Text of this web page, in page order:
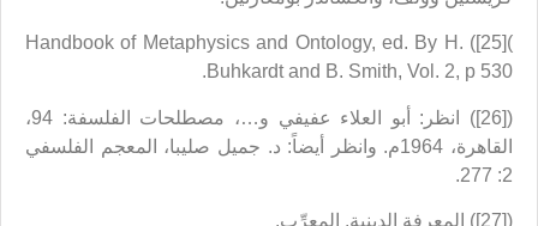
)[25]) Handbook of Metaphysics and Ontology, ed. By H.
Buhkardt and B. Smith, Vol. 2, p 530.
([26]) انظر: أبو العلاء عفيفي و…، مصطلحات الفلسفة: 94،
القاهرة، 1964م. وانظر أيضاً: د. جميل صليبا، المعجم الفلسفي
2: 277.
([27]) المعرفة الدينية. المعرِّب.